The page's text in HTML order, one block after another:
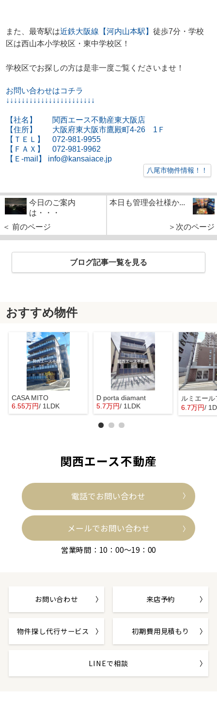
また、最寄駅は近鉄大阪線【河内山本駅】 徒歩7分・学校
区は西山本小学校区・東中学校区！
学校区でお探しの方は是非一度ご覧くださいませ！
お問い合わせはコチラ
↓↓↓↓↓↓↓↓↓↓↓↓↓↓↓↓↓↓↓↓↓↓↓
【社名】 関西エース不動産東大阪店
【住所】 大阪府東大阪市鷹殿町4-26 1Ｆ
【ＴＥＬ】 072-981-9955
【ＦＡＸ】 072-981-9962
【Ｅ-mail】 info@kansaiace.jp
八尾市物件情報！！
今日のご案内
は・・・
＜ 前のページ
本日も管理会社様か...
＞次のページ
ブログ記事一覧を見る
おすすめ物件
CASA MITO
6.55万円/ 1LDK
D porta diamant
5.7万円/ 1LDK
ルミエール
6.7万円/
関西エース不動産
電話でお問い合わせ
メールでお問い合わせ
営業時間：10：00～19：00
お問い合わせ 来店予約
物件探し代行サービス 初期費用見積もり
LINEで相談